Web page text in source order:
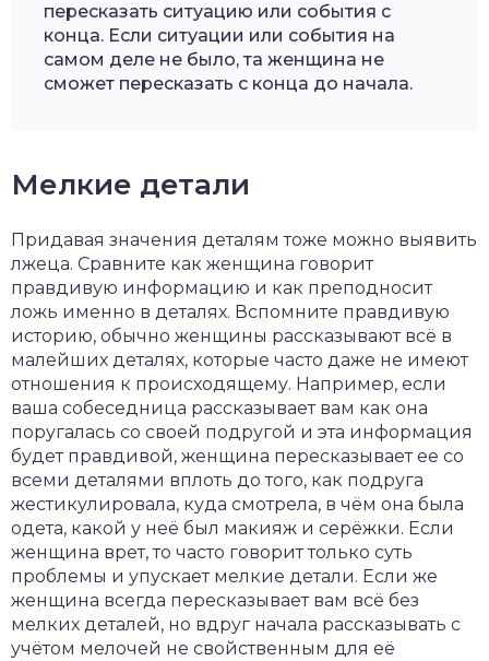
пересказать ситуацию или события с
конца. Если ситуации или события на
самом деле не было, та женщина не
сможет пересказать с конца до начала.
Мелкие детали
Придавая значения деталям тоже можно выявить
лжеца. Сравните как женщина говорит
правдивую информацию и как преподносит
ложь именно в деталях. Вспомните правдивую
историю, обычно женщины рассказывают всё в
малейших деталях, которые часто даже не имеют
отношения к происходящему. Например, если
ваша собеседница рассказывает вам как она
поругалась со своей подругой и эта информация
будет правдивой, женщина пересказывает ее со
всеми деталями вплоть до того, как подруга
жестикулировала, куда смотрела, в чём она была
одета, какой у неё был макияж и серёжки. Если
женщина врет, то часто говорит только суть
проблемы и упускает мелкие детали. Если же
женщина всегда пересказывает вам всё без
мелких деталей, но вдруг начала рассказывать с
учётом мелочей не свойственным для её